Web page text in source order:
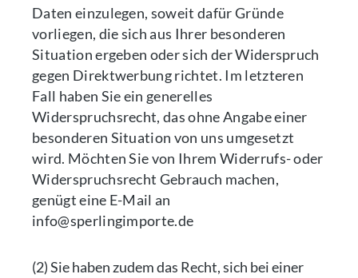
Daten einzulegen, soweit dafür Gründe
vorliegen, die sich aus Ihrer besonderen
Situation ergeben oder sich der Widerspruch
gegen Direktwerbung richtet. Im letzteren
Fall haben Sie ein generelles
Widerspruchsrecht, das ohne Angabe einer
besonderen Situation von uns umgesetzt
wird. Möchten Sie von Ihrem Widerrufs- oder
Widerspruchsrecht Gebrauch machen,
genügt eine E-Mail an
info@sperlingimporte.de
(2) Sie haben zudem das Recht, sich bei einer